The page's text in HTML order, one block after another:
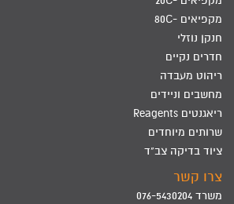
מקפיאים -80C
חנקן נוזלי
חדרים נקיים
ריהוט מעבדה
מחשבים וניידים
ריאגנטים Reagents
שרותים מיוחדים
ציוד בדיקה צב"ד
צרו קשר
משרד 076-5430204